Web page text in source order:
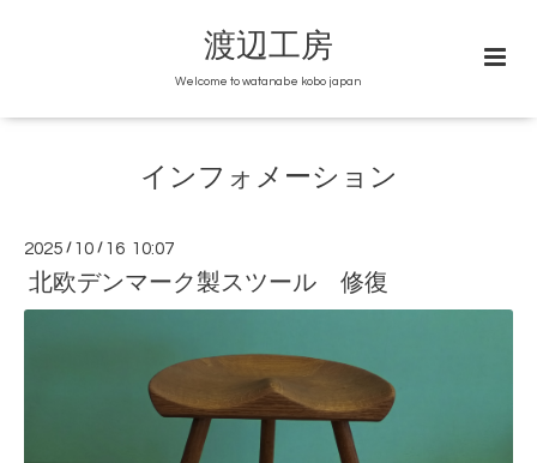
渡辺工房
Welcome to watanabe kobo japan
インフォメーション
2025 / 10 / 16 10:07
北欧デンマーク製スツール 修復